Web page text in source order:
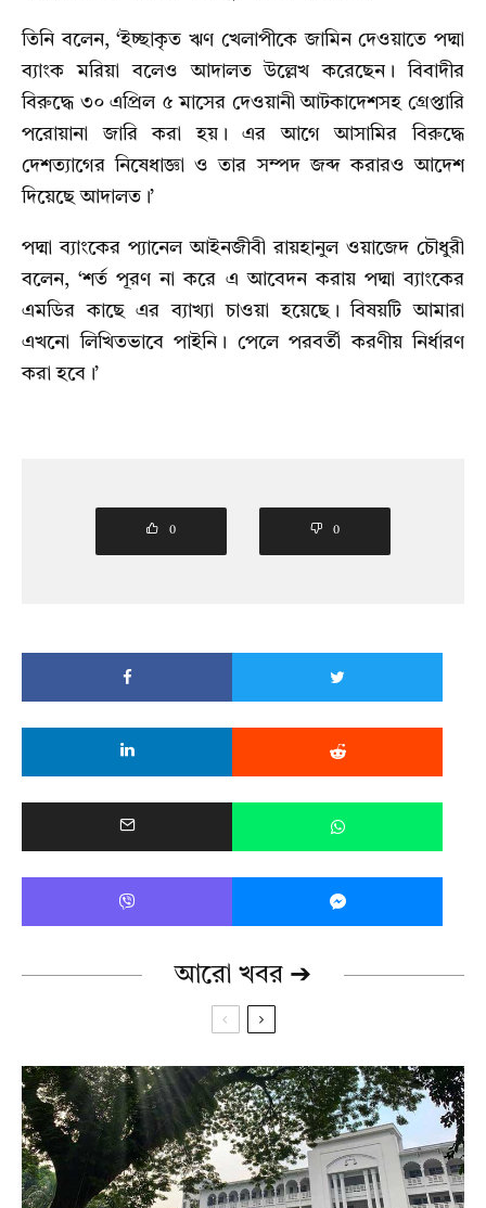
তিনি বলেন, ‘ইচ্ছাকৃত ঋণ খেলাপীকে জামিন দেওয়াতে পদ্মা
ব্যাংক মরিয়া বলেও আদালত উল্লেখ করেছেন। বিবাদীর
বিরুদ্ধে ৩০ এপ্রিল ৫ মাসের দেওয়ানী আটকাদেশসহ গ্রেপ্তারি
পরোয়ানা জারি করা হয়। এর আগে আসামির বিরুদ্ধে
দেশত্যাগের নিষেধাজ্ঞা ও তার সম্পদ জব্দ করারও আদেশ
দিয়েছে আদালত।’
পদ্মা ব্যাংকের প্যানেল আইনজীবী রায়হানুল ওয়াজেদ চৌধুরী
বলেন, ‘শর্ত পূরণ না করে এ আবেদন করায় পদ্মা ব্যাংকের
এমডির কাছে এর ব্যাখ্যা চাওয়া হয়েছে। বিষয়টি আমারা
এখনো লিখিতভাবে পাইনি। পেলে পরবর্তী করণীয় নির্ধারণ
করা হবে।’
0 0
আরো খবর ➔